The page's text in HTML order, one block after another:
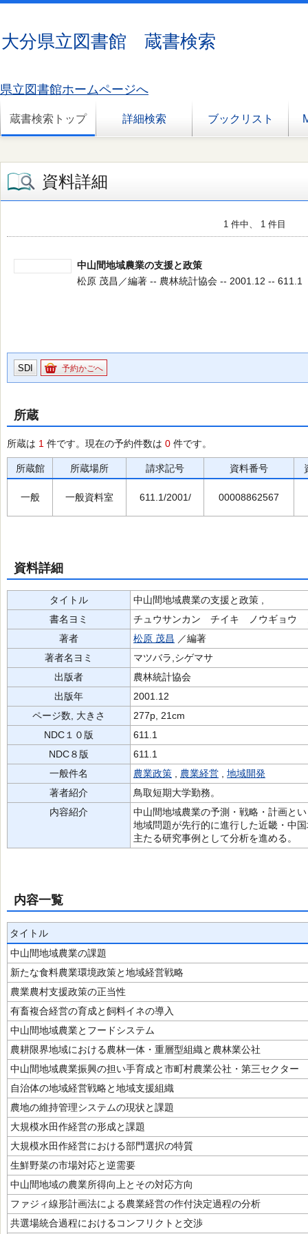
大分県立図書館 蔵書検索
県立図書館ホームページへ
蔵書検索トップ 詳細検索 ブックリスト
資料詳細
1 件中、 1 件目
中山間地域農業の支援と政策
松原 茂昌／編著 -- 農林統計協会 -- 2001.12 -- 611.1
SDI 予約かごへ
所蔵
所蔵は 1 件です。現在の予約件数は 0 件です。
所蔵館 所蔵場所 請求記号 資料番号
一般 一般資料室 611.1/2001/ 00008862567
資料詳細
タイトル
中山間地域農業の支援と政策 ,
書名ヨミ
チュウサンカン チイキ ノウギョ
著者
松原 茂昌 ／編著
著者名ヨミ
マツバラ,シゲマサ
出版者
農林統計協会
出版年
2001.12
ページ数, 大きさ
277p, 21cm
NDC１０版
611.1
NDC８版
611.1
一般件名
農業政策 農業経営
地域開発
著者紹介
鳥取短期大学勤務。
内容紹介
中山間地域農業の予測・戦略・計画と
地域問題が先行的に進行した近畿・中
主たる研究事例として分析を進める。
内容一覧
タイトル
中山間地域農業の課題
新たな食料農業環境政策と地域経営戦略
農業農村支援政策の正当性
有畜複合経営の育成と飼料イネの導入
中山間地域農業とフードシステム
農耕限界地域における農林一体・重層型組織と農林業公社
中山間地域農業振興の担い手育成と市町村農業公社・第三セクター
自治体の地域経営戦略と地域支援組織
農地の維持管理システムの現状と課題
大規模水田作経営の形成と課題
大規模水田作経営における部門選択の特質
生鮮野菜の市場対応と逆需要
中山間地域の農業所得向上とその対応方向
ファジィ線形計画法による農業経営の作付決定過程の分析
共選場統合過程におけるコンフリクトと交渉